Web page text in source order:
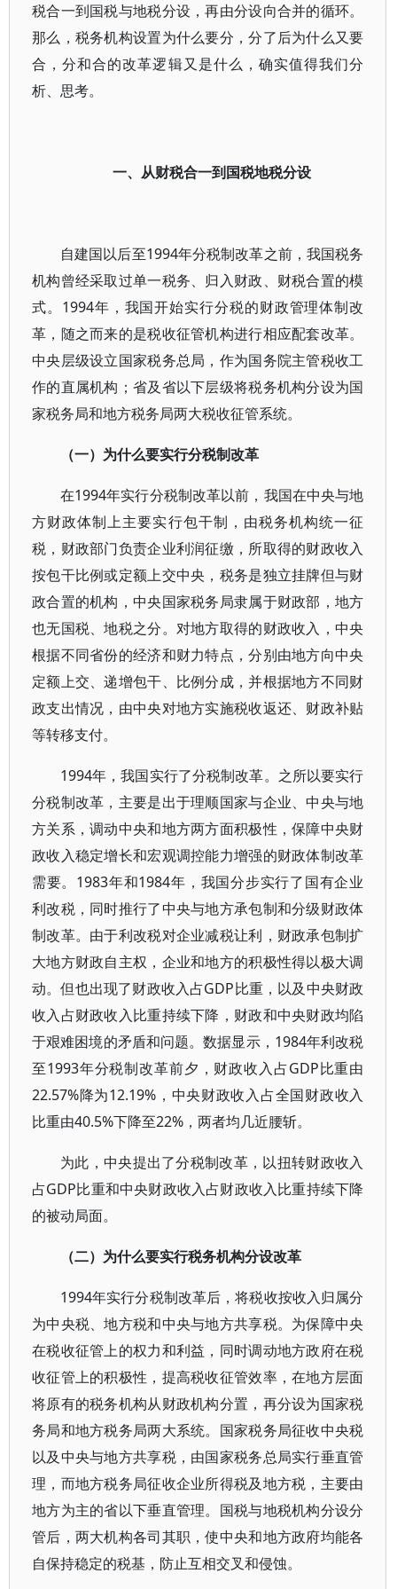
税合一到国税与地税分设，再由分设向合并的循环。
那么，税务机构设置为什么要分，分了后为什么又要
合，分和合的改革逻辑又是什么，确实值得我们分
析、思考。
一、从财税合一到国税地税分设
自建国以后至1994年分税制改革之前，我国税务
机构曾经采取过单一税务、归入财政、财税合置的模
式。1994年，我国开始实行分税的财政管理体制改
革，随之而来的是税收征管机构进行相应配套改革。
中央层级设立国家税务总局，作为国务院主管税收工
作的直属机构；省及省以下层级将税务机构分设为国
家税务局和地方税务局两大税收征管系统。
（一）为什么要实行分税制改革
在1994年实行分税制改革以前，我国在中央与地
方财政体制上主要实行包干制，由税务机构统一征
税，财政部门负责企业利润征缴，所取得的财政收入
按包干比例或定额上交中央，税务是独立挂牌但与财
政合置的机构，中央国家税务局隶属于财政部，地方
也无国税、地税之分。对地方取得的财政收入，中央
根据不同省份的经济和财力特点，分别由地方向中央
定额上交、递增包干、比例分成，并根据地方不同财
政支出情况，由中央对地方实施税收返还、财政补贴
等转移支付。
1994年，我国实行了分税制改革。之所以要实行
分税制改革，主要是出于理顺国家与企业、中央与地
方关系，调动中央和地方两方面积极性，保障中央财
政收入稳定增长和宏观调控能力增强的财政体制改革
需要。1983年和1984年，我国分步实行了国有企业
利改税，同时推行了中央与地方承包制和分级财政体
制改革。由于利改税对企业减税让利，财政承包制扩
大地方财政自主权，企业和地方的积极性得以极大调
动。但也出现了财政收入占GDP比重，以及中央财政
收入占财政收入比重持续下降，财政和中央财政均陷
于艰难困境的矛盾和问题。数据显示，1984年利改税
至1993年分税制改革前夕，财政收入占GDP比重由
22.57%降为12.19%，中央财政收入占全国财政收入
比重由40.5%下降至22%，两者均几近腰斩。
为此，中央提出了分税制改革，以扭转财政收入
占GDP比重和中央财政收入占财政收入比重持续下降
的被动局面。
（二）为什么要实行税务机构分设改革
1994年实行分税制改革后，将税收按收入归属分
为中央税、地方税和中央与地方共享税。为保障中央
在税收征管上的权力和利益，同时调动地方政府在税
收征管上的积极性，提高税收征管效率，在地方层面
将原有的税务机构从财政机构分置，再分设为国家税
务局和地方税务局两大系统。国家税务局征收中央税
以及中央与地方共享税，由国家税务总局实行垂直管
理，而地方税务局征收企业所得税及地方税，主要由
地方为主的省以下垂直管理。国税与地税机构分设分
管后，两大机构各司其职，使中央和地方政府均能各
自保持稳定的税基，防止互相交叉和侵蚀。